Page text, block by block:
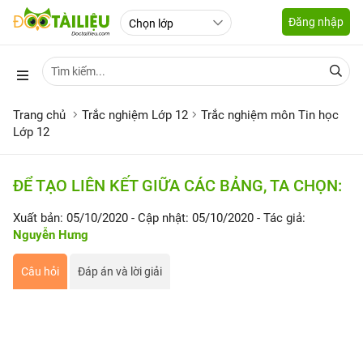
Đăng nhập
Trang chủ Trắc nghiệm Lớp 12
Trắc nghiệm môn Tin học
Lớp 12
ĐỂ TẠO LIÊN KẾT GIỮA CÁC BẢNG, TA CHỌN:
Xuất bản: 05/10/2020 - Cập nhật: 05/10/2020 - Tác giả:
Nguyễn Hưng
Câu hỏi Đáp án và lời giải